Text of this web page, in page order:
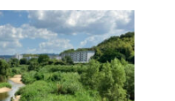
事務局のご案内
コンテンツ
コラム